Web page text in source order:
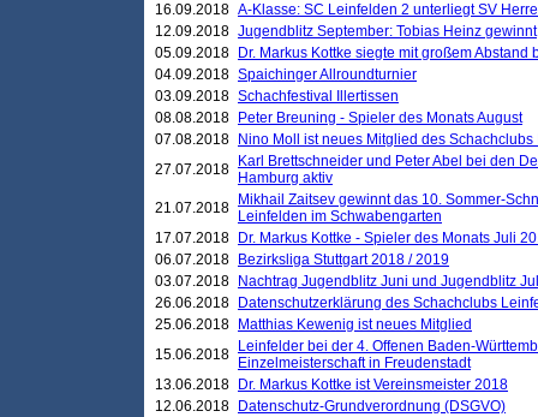
16.09.2018 A-Klasse: SC Leinfelden 2 unterliegt SV
12.09.2018 Jugendblitz September: Tobias Heinz gewinnt
05.09.2018
Dr. Markus Kottke siegte mit großem
04.09.2018 Spaichinger Allroundturnier
03.09.2018 Schachfestival Illertissen
08.08.2018
Peter Breuning - Spieler des Monats August
07.08.2018
Nino Moll ist neues Mitglied des
27.07.2018
Karl Brettschneider und Peter Abel bei den
Hamburg aktiv
21.07.2018
Mikhail Zaitsev gewinnt das 10. Sommer-
Leinfelden im Schwabengarten
17.07.2018
Dr. Markus Kottke - Spieler des Monats Juli
06.07.2018
Bezirksliga Stuttgart 2018 / 2019
03.07.2018
Nachtrag Jugendblitz Juni und Jugendblitz
26.06.2018
Datenschutzerklärung des Schachclubs
25.06.2018
Matthias Kewenig ist neues Mitglied
15.06.2018
Leinfelder bei der 4. Offenen Baden-
Einzelmeisterschaft in Freudenstadt
13.06.2018
Dr. Markus Kottke ist Vereinsmeister 2018
12.06.2018
Datenschutz-Grundverordnung (DSGVO)